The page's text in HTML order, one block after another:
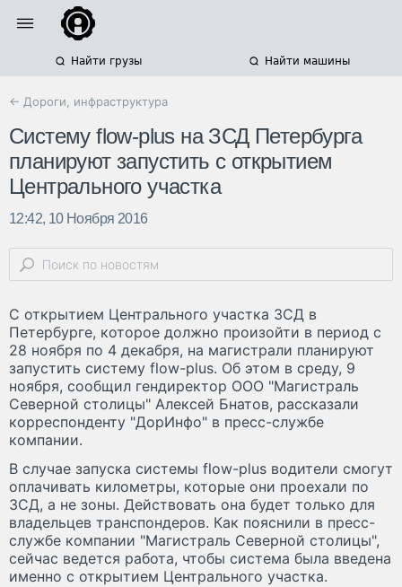
Найти грузы Найти машины
← Дороги, инфраструктура
Систему flow-plus на ЗСД Петербурга
планируют запустить с открытием
Центрального участка
12:42, 10 Ноября 2016
С открытием Центрального участка ЗСД в
Петербурге, которое должно произойти в период с
28 ноября по 4 декабря, на магистрали планируют
запустить систему flow-plus. Об этом в среду, 9
ноября, сообщил гендиректор ООО "Магистраль
Северной столицы" Алексей Бнатов, рассказали
корреспонденту "ДорИнфо" в пресс-службе
компании.
В случае запуска системы flow-plus водители смогут
оплачивать километры, которые они проехали по
ЗСД, а не зоны. Действовать она будет только для
владельцев транспондеров. Как пояснили в пресс-
службе компании "Магистраль Северной столицы",
сейчас ведется работа, чтобы система была введена
именно с открытием Центрального участка.